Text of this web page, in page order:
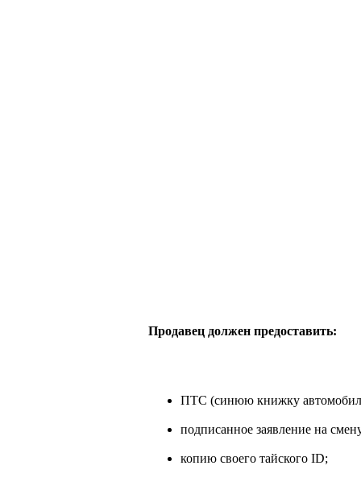
Продавец должен предоставить:
ПТС (синюю книжку
подписанное заявление на
копию своего тайского ID;